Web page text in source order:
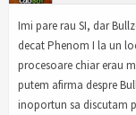
Imi pare rau SI, dar
decat Phenom I la un
procesoare chiar erau
putem afirma despre
inoportun sa discutam